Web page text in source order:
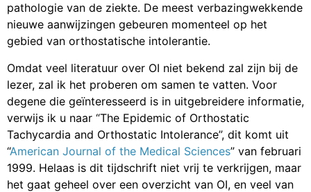
pathologie van de ziekte. De meest verbazingwekkende
nieuwe aanwijzingen gebeuren momenteel op het
gebied van orthostatische intolerantie.
Omdat veel literatuur over OI niet bekend zal zijn bij de
lezer, zal ik het proberen om samen te vatten. Voor
degene die geïnteresseerd is in uitgebreidere informatie,
verwijs ik u naar “The Epidemic of Orthostatic
Tachycardia and Orthostatic Intolerance”, dit komt uit
“American Journal of the Medical Sciences” van februari
1999. Helaas is dit tijdschrift niet vrij te verkrijgen, maar
het gaat geheel over een overzicht van OI, en veel van